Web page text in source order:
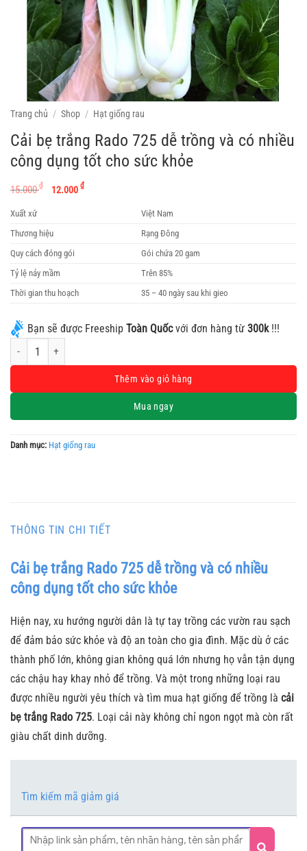
Trang chủ / Shop / Hạt giống rau
Cải bẹ trắng Rado 725 dễ trồng và có nhiều
công dụng tốt cho sức khỏe
15.000₫
Giá
15.000 ₫.
12.000 ₫Giá
12.000 ₫.
Xuất xứ
Việt Nam
Thương hiệu
Rạng Đông
Quy cách đóng gói
Gói chứa 20 gam
Tỷ lệ nảy mầm
Trên 85%
Thời gian thu hoạch
35 – 40 ngày sau khi gieo
Bạn sẽ được Freeship Toàn Quốcvới đơn hàng từ 300k!!!
Cải bẹ trắng Rado 725 dễ trồng và có nhiều công dụng tốt cho sức khỏe số
Thêm vào giỏ hàng
Mua ngay
Alternative:
Danh mục: Hạt giống rau
THÔNG TIN CHI TIẾT
Cải bẹ trắng Rado 725 dễ trồng và có nhiều
công dụng tốt cho sức khỏe
Hiện nay, xu hướng người dân là tự tay trồng các vườn rau sạch
để đảm bảo sức khỏe và độ an toàn cho gia đình. Mặc dù ở các
thành phố lớn, không gian không quá lớn nhưng họ vẫn tận dụng
các chậu hay khay nhỏ để trồng. Và một trong những loại rau
được nhiều người yêu thích và tìm mua hạt giống để trồng là cải
bẹ trắng Rado 725. Loại cải này không chỉ ngon ngọt mà còn rất
giàu chất dinh dưỡng.
Tìm kiếm mã giảm giá